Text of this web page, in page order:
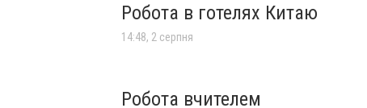
Робота в готелях Китаю
14:48, 2 серпня
Робота вчителем